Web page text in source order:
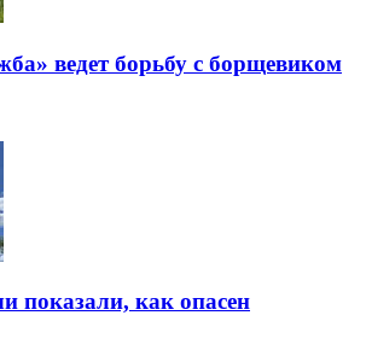
ведет борьбу с борщевиком
показали, как опасен